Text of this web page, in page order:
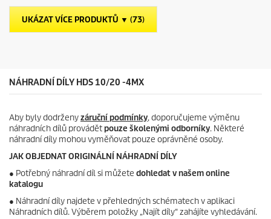
t
p
r
i
č
e
UKÁZAT VÍCE PRODUKTŮ ▼ (73)
NÁHRADNÍ DÍLY HDS 10/20 -4MX
Aby byly dodrženyzáruční podmínky, doporučujeme výměnu
náhradních dílů provádětpouze školenými odborníky. Některé
náhradní díly mohou vyměňovat pouze oprávněné osoby.
JAK OBJEDNAT ORIGINÁLNÍ NÁHRADNÍ DÍLY
● Potřebný náhradní díl si můžete dohledat v našem online
katalogu
● Náhradní díly najdete v přehledných schématech v aplikaci
Náhradních dílů. Výběrem položky „Najít díly“ zahájíte vyhledávání.